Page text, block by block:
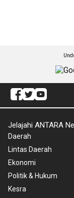
Jelajahi ANTARA
Daerah
Lintas Daerah
Ekonomi
Politik & Hukum
Kesra